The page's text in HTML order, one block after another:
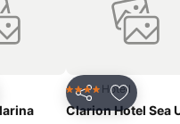
byggnader: Reception,
den ena och 39 hotellrum.
på Bruksgatan.
till i Mina Favoriter
Dela Lägg till
4 StjärnorHotell
Clarion Hotel Sea